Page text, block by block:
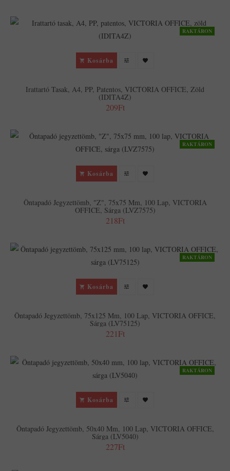
RAKTÁRON
Kosárba
Irattartó Tasak, A4, PP, Patentos, VICTORIA OFFICE, Zöld
(IDITA4Z)
209Ft
RAKTÁRON
Kosárba
Öntapadó Jegyzettömb, "Z", 75x75 Mm, 100 Lap, VICTORIA
OFFICE, Sárga (LVZ7575)
218Ft
RAKTÁRON
Kosárba
Öntapadó Jegyzettömb, 75x125 Mm, 100 Lap, VICTORIA OFFICE,
Sárga (LV75125)
221Ft
RAKTÁRON
Kosárba
Öntapadó Jegyzettömb, 50x40 Mm, 100 Lap, VICTORIA OFFICE,
Sárga (LV5040)
227Ft